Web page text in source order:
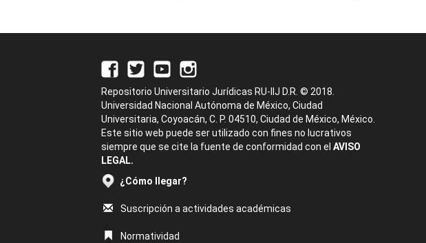
Repositorio Universitario Jurídicas RU-IIJ D.R. © 2018.
Universidad Nacional Autónoma de México, Ciudad
Universitaria, Coyoacán, C. P. 04510, Ciudad de México, México.
Este sitio web puede ser utilizado con fines no lucrativos
siempre que se cite la fuente de conformidad con el AVISO
LEGAL.
¿Cómo llegar?
Suscripción a actividades académicas
Normatividad